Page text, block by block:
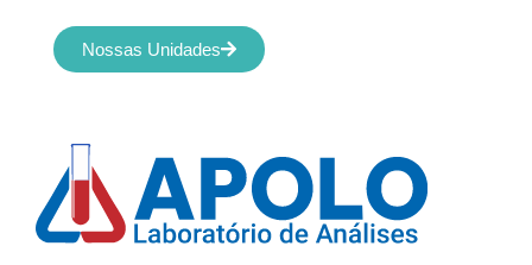
Nossas Unidades